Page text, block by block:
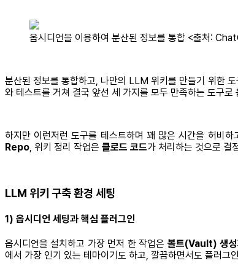
옵시디언을 이용하여 분산된 정보를 통합 <출처:
분산된 정보를 통합하고, 나만의 LLM 위키를 만들기 위한
와 테스트를 거쳐 결국 앞선 세 가지를 모두 만족하는 도구
하지만 이런저런 도구를 테스트하며 꽤 많은 시간을 허비
Repo, 위키 정리 작업은 클로드 코드가 처리하는 것으로 결
LLM 위키 구축 환경 세팅
1) 옵시디언 세팅과 핵심 플러그인
옵시디언을 설치하고 가장 먼저 한 작업은 볼트(Vault) 생성
에서 가장 인기 있는 테마이기도 하고, 깔끔하면서도 플러그